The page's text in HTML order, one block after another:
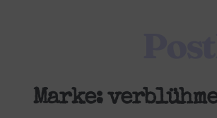
Marke: